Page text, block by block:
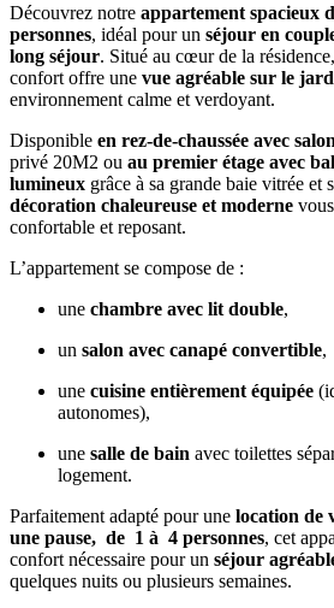
Découvrez notre appartement spacieux
personnes, idéal pour un séjour en
long séjour. Situé au cœur de la
confort offre une vue agréable sur le
environnement calme et verdoyant.
Disponible en rez-de-chaussée avec
privé 20M2 ou au premier étage avec
lumineux grâce à sa grande baie vitrée et
décoration chaleureuse et moderne
confortable et reposant.
L’appartement se compose de :
une chambre avec lit double,
un salon avec canapé convertible,
une cuisine entièrement équipée
autonomes),
une salle de bain avec toilettes
logement.
Parfaitement adapté pour une location de
une pause, de 1 à 4 personnes, cet
confort nécessaire pour un séjour
quelques nuits ou plusieurs semaines.